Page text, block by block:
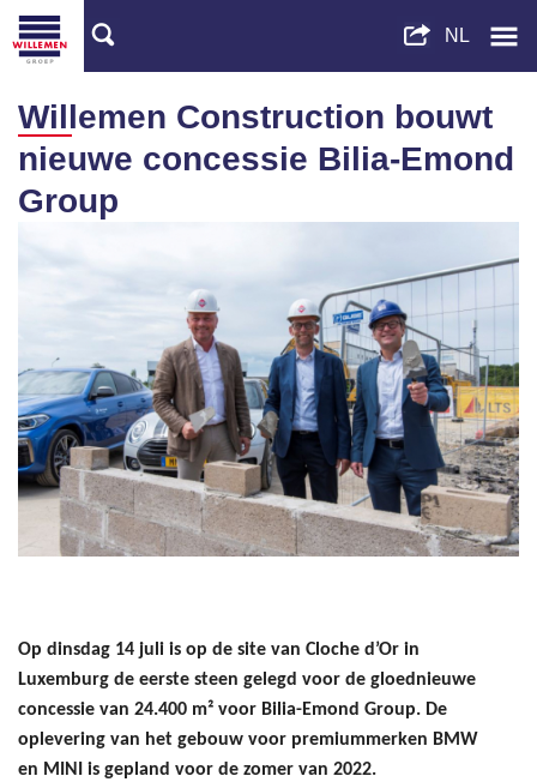
Willemen Construction bouwt
nieuwe concessie Bilia-Emond
Group
Op dinsdag 14 juli is op de site van Cloche d’Or in
Luxemburg de eerste steen gelegd voor de gloednieuwe
concessie van 24.400 m² voor Bilia-Emond Group. De
oplevering van het gebouw voor premiummerken BMW
en MINI is gepland voor de zomer van 2022.